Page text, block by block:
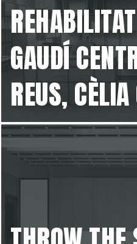
GAUDÍ
REUS,